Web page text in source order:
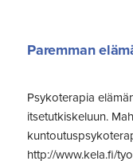
Paremman
Psykoterapia
itsetutkiskeluun.
http://www.kela.fi/